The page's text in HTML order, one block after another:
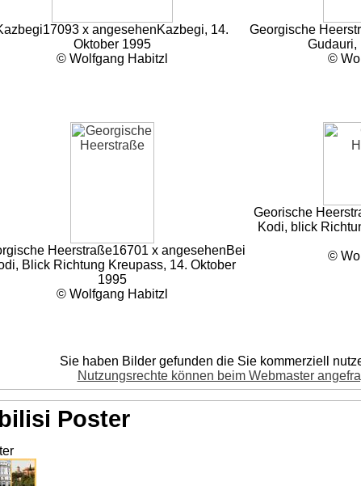
17093 x angesehenKazbegi, 14.
Oktober 1995
© Wolfgang Habitzl
Georgische
Gudauri,
©
Heerstraße16701 x angesehenBei
Blick Richtung Kreupass, 14. Oktober
1995
© Wolfgang Habitzl
Georische
Kodi, blick
©
Sie haben Bilder gefunden die Sie kommerziell
Nutzungsrechte können beim Webmaster
Poster